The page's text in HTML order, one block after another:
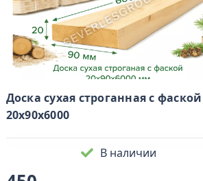
Доска сухая строганная с фаской
20х90х6000
В наличии